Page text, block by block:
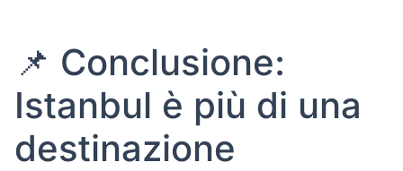
📌 Conclusione:
Istanbul è più di una
destinazione